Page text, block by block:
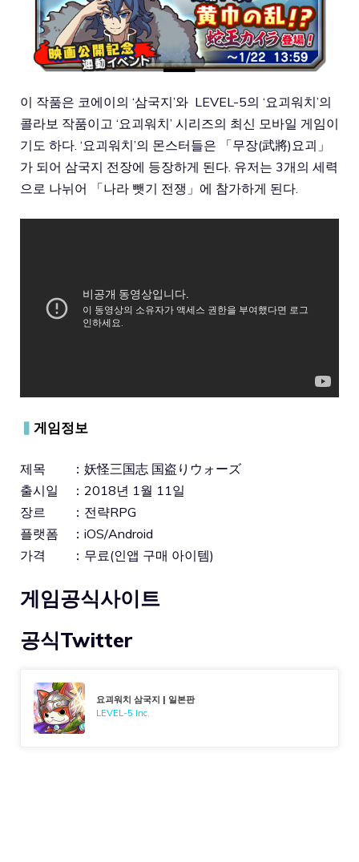
이 작품은 코에이의 ‘삼국지’와 LEVEL-5의 ‘요괴워치’의
콜라보 작품이고 ‘요괴워치’ 시리즈의 최신 모바일 게임이
기도 하다. ‘요괴워치’의 몬스터들은 「무장(武將)요괴」
가 되어 삼국지 전장에 등장하게 된다. 유저는 3개의 세력
으로 나뉘어 「나라 뺏기 전쟁」에 참가하게 된다.
▍ 게임정보
제목 ：妖怪三国志 国盗りウォーズ
출시일 ：2018년 1월 11일
장르 ：전략RPG
플랫폼 ：iOS/Android
가격 ：무료(인앱 구매 아이템)
게임공식사이트
공식Twitter
요괴워치 삼국지 | 일본판
LEVEL-5 Inc.